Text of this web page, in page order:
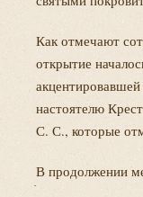
Как отмечают
открытие
настоятелю
С. С., которые
В продолжении